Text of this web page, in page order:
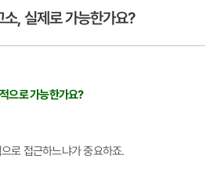
, 실제로 가능한가요?
으로 가능한가요?
로 접근하느냐가 중요하죠.